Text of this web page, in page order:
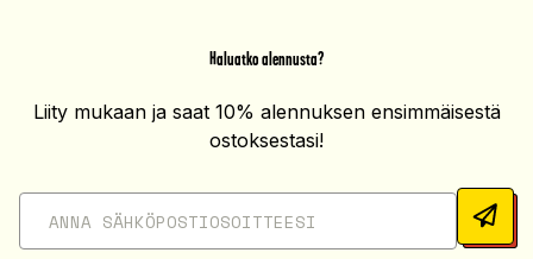
Haluatko alennusta?
Liity mukaan ja saat 10% alennuksen ensimmäisestä
ostoksestasi!